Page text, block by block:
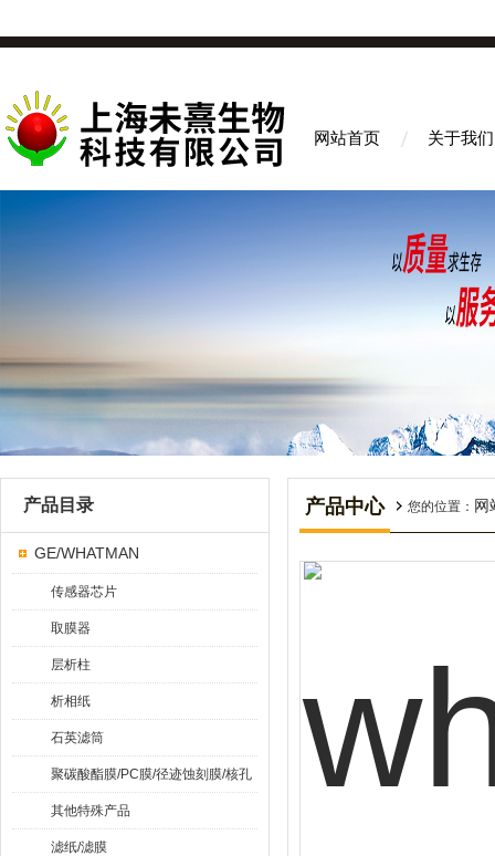
网站首页 关于我们
产品目录
GE/WHATMAN
传感器芯片
取膜器
层析柱
析相纸
石英滤筒
聚碳酸酯膜/PC膜/径迹蚀刻膜/核孔
膜
其他特殊产品
滤纸/滤膜
产品中心 您的位置： 网